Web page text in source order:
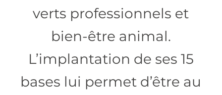
verts professionnels et
bien-être animal.
L’implantation de ses 15
bases lui permet d’être au